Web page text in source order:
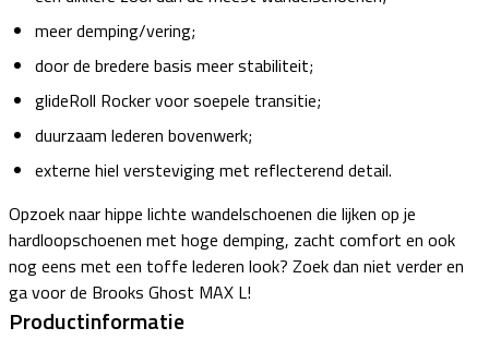
meer demping/vering;
door de bredere basis meer stabiliteit;
glideRoll Rocker voor soepele transitie;
duurzaam lederen bovenwerk;
externe hiel versteviging met reflecterend detail.
Opzoek naar hippe lichte wandelschoenen die lijken op je
hardloopschoenen met hoge demping, zacht comfort en ook
nog eens met een toffe lederen look? Zoek dan niet verder en
ga voor de Brooks Ghost MAX L!
Productinformatie